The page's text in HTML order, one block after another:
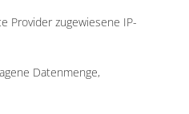
Provider zugewiesene IP-
Datenmenge,